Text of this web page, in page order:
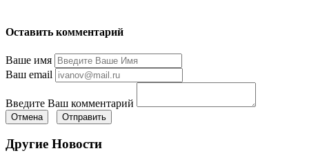
Оставить комментарий
Ваше имя
Ваш email
Введите Ваш комментарий
Отмена Отправить
Другие Новости